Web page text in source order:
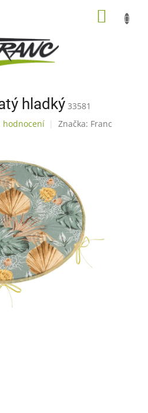
hladký 33581
hodnocení Značka: Franc